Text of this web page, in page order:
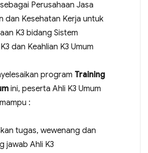
Perusahaan Jasa
dan Kesehatan Kerja untuk
K3 bidang Sistem
dan Keahlian K3 Umum
program Training
ini, peserta Ahli K3 Umum
:
tugas, wewenang dan
jawab Ahli K3